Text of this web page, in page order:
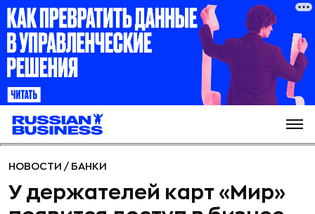
НОВОСТИ / БАНКИ
У держателей карт «Мир»